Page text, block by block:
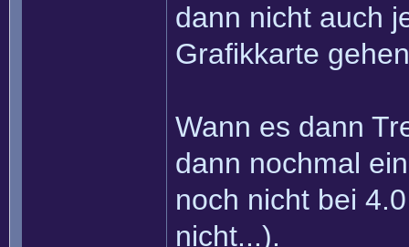
dann nicht auch
Grafikkarte
Wann es dann
dann nochmal
noch nicht bei
nicht...).